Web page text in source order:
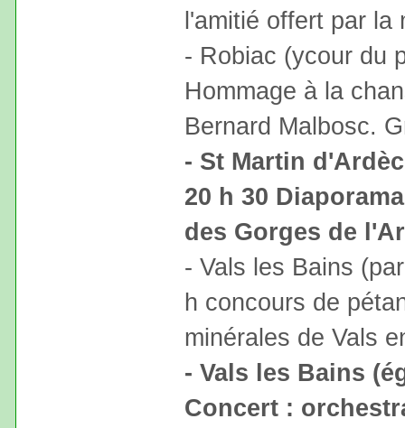
l'amitié offert par la
- Robiac (ycour du
Hommage à la
Bernard Malbosc.
- St Martin
20 h 30
des Gorges de
- Vals les Bains
h concours de
minérales de Vals
- Vals les Bains
Concert :